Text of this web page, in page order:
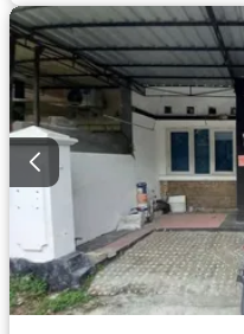
Garasi
Panggang
Tanpa perabotan